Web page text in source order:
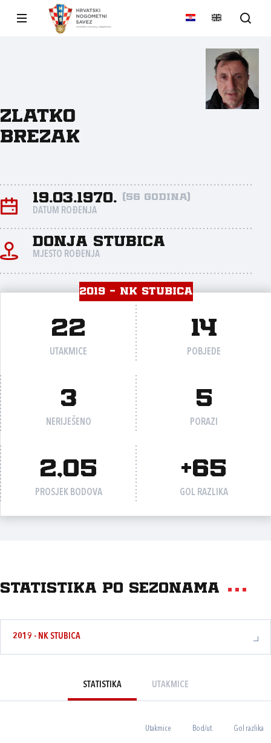
Zlatko
Brezak
19.03.1970. (56 godina)
DATUM ROĐENJA
Donja Stubica
MJESTO ROĐENJA
2019 - NK STUBICA
22
UTAKMICE
14
POBJEDE
3
NERIJEŠENO
5
PORAZI
2,05
PROSJEK BODOVA
+65
GOL RAZLIKA
Statistika po sezonama
2019 - NK STUBICA
STATISTIKA UTAKMICE
Utakmice Bod/ut. Gol razlika